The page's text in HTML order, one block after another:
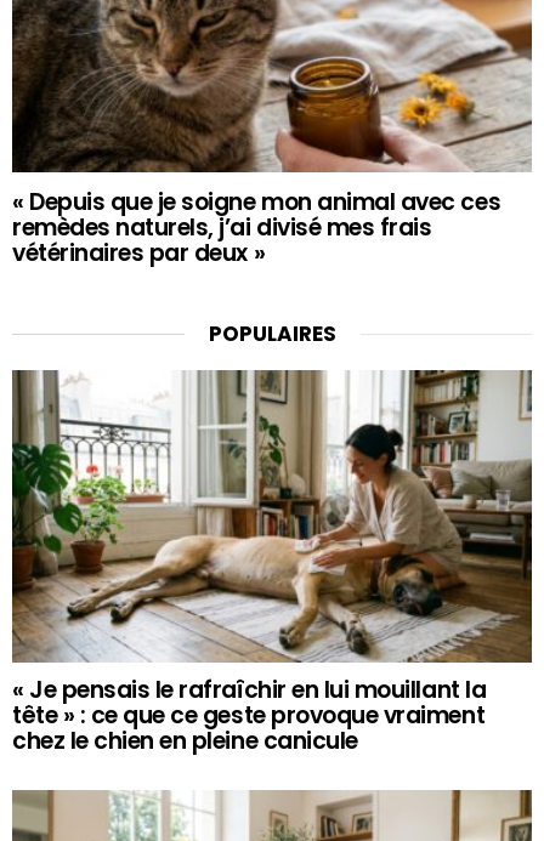
« Depuis que je soigne mon animal avec ces
remèdes naturels, j’ai divisé mes frais
vétérinaires par deux »
POPULAIRES
« Je pensais le rafraîchir en lui mouillant la
tête » : ce que ce geste provoque vraiment
chez le chien en pleine canicule